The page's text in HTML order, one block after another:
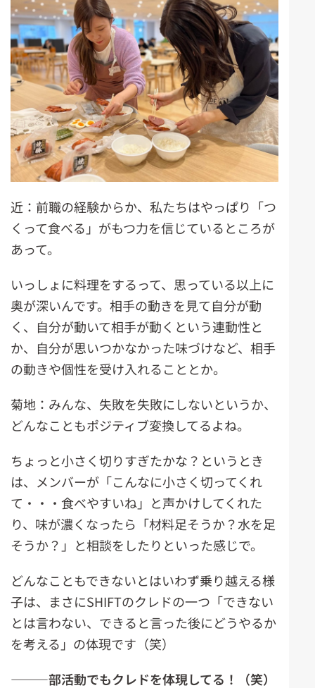
近：前職の経験からか、私たちはやっぱり「つ
くって食べる」がもつ力を信じているところが
あって。
いっしょに料理をするって、思っている以上に
奥が深いんです。相手の動きを見て自分が動
く、自分が動いて相手が動くという連動性と
か、自分が思いつかなかった味づけなど、相手
の動きや個性を受け入れることとか。
菊地：みんな、失敗を失敗にしないというか、
どんなこともポジティブ変換してるよね。
ちょっと小さく切りすぎたかな？というとき
は、メンバーが「こんなに小さく切ってくれ
て・・・食べやすいね」と声かけしてくれた
り、味が濃くなったら「材料足そうか？水を足
そうか？」と相談をしたりといった感じで。
どんなこともできないとはいわず乗り越える様
子は、まさにSHIFTのクレドの一つ「できない
とは言わない、できると言った後にどうやるか
を考える」の体現です（笑）
―――部活動でもクレドを体現してる！（笑）